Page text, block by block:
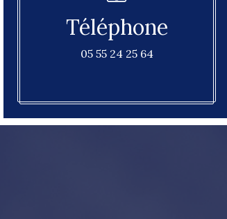
Téléphone
05 55 24 25 64